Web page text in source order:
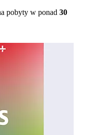
pobyty w ponad 30